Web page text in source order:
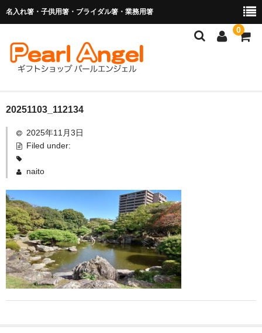
名入れ箸・子供用箸・ブライダル箸・業務用箸
0
商品を探す
お子様の入卒園に
業務用箸（食洗機対応）
マイ箸・箸袋
ご利用ガイド
よくあるご質問
20251103_112134
2025年11月3日
Filed under:
naito